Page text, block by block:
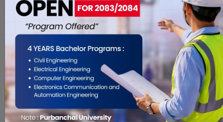
प्रदेश १ मा भमण बर्ष २०२०
चहलपहल : उदयपुरमा
प्याराग्लाइडिङ उडान शुरु गर्ने
तयारी
Sep 4, 2019
गाइघाट, भदौ १८। उदयपुरमा
प्याराग्लाइडिङ उडान शुरु गर्ने तयारी भएको